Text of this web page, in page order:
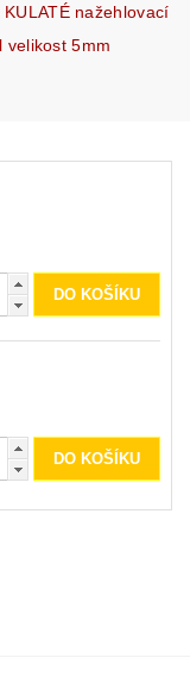
nažehlovací
velikost 5mm